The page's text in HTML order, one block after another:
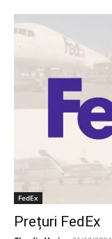
FedEx
Prețuri FedEx